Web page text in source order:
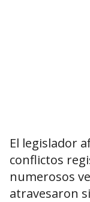
El legislador
conflictos
numerosos
atravesaron